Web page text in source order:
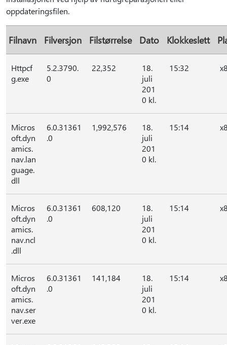
oppdateringsfilen.
Filnavn Filversjon Filstørrelse Dato Klokkeslett
Httpcf
g.exe
5.2.3790.
0
22,352
18.
juli
201
0 kl.
15:32
Micros
oft.dyn
amics.
nav.lan
guage.
dll
6.0.31361
.0
1,992,576
18.
juli
201
0 kl.
15:14
Micros
oft.dyn
amics.
nav.ncl
.dll
6.0.31361
.0
608,120
18.
juli
201
0 kl.
15:14
Micros
oft.dyn
amics.
nav.ser
ver.exe
6.0.31361
.0
141,184
18.
juli
201
0 kl.
15:14